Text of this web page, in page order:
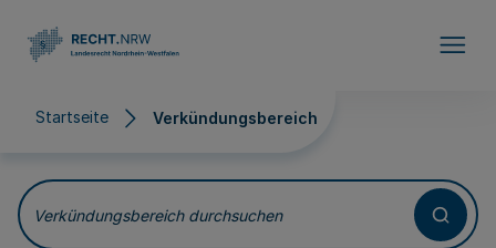
Startseite Verkündungsbereich
Verkündungsbereich
Verkündungsbereich durchsuchen